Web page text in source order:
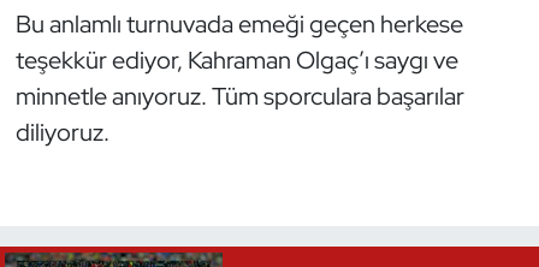
Bu anlamlı turnuvada emeği geçen herkese
teşekkür ediyor, Kahraman Olgaç’ı saygı ve
minnetle anıyoruz. Tüm sporculara başarılar
diliyoruz.
Oryantiring
Özel Sporcular